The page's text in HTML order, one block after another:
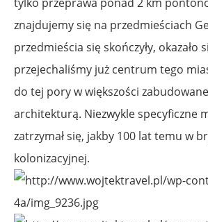
znajdujemy się na przedmieściach
przedmieścia się skończyły, okazało
przejechaliśmy już centrum tego
do tej pory w większości
architekturą. Niezwykle specyficzne
zatrzymał się, jakby 100 lat temu w
kolonizacyjnej.